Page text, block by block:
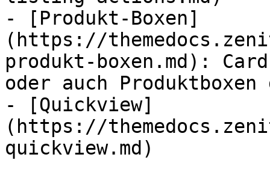
- [Produkt-Boxen]
(https://
produkt-boxen.md):
oder auch Produktboxen
- [Quickview]
(https://